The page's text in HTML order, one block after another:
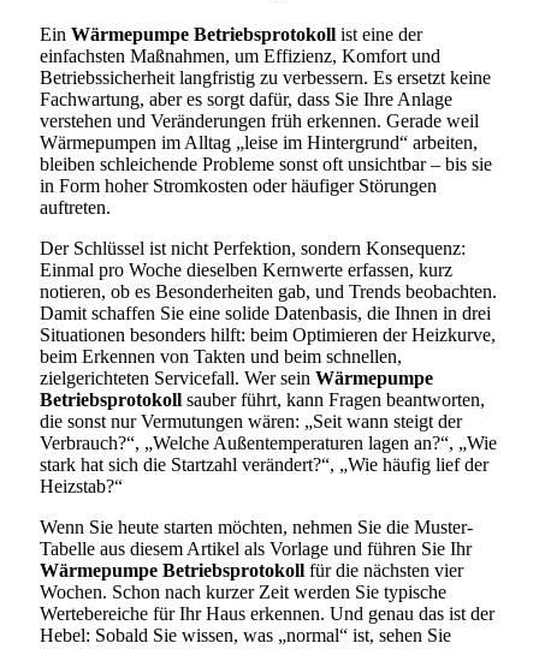
Ein Wärmepumpe Betriebsprotokoll ist eine der
einfachsten Maßnahmen, um Effizienz, Komfort und
Betriebssicherheit langfristig zu verbessern. Es ersetzt keine
Fachwartung, aber es sorgt dafür, dass Sie Ihre Anlage
verstehen und Veränderungen früh erkennen. Gerade weil
Wärmepumpen im Alltag „leise im Hintergrund“ arbeiten,
bleiben schleichende Probleme sonst oft unsichtbar – bis sie
in Form hoher Stromkosten oder häufiger Störungen
auftreten.
Der Schlüssel ist nicht Perfektion, sondern Konsequenz:
Einmal pro Woche dieselben Kernwerte erfassen, kurz
notieren, ob es Besonderheiten gab, und Trends beobachten.
Damit schaffen Sie eine solide Datenbasis, die Ihnen in drei
Situationen besonders hilft: beim Optimieren der Heizkurve,
beim Erkennen von Takten und beim schnellen,
zielgerichteten Servicefall. Wer sein Wärmepumpe
Betriebsprotokoll sauber führt, kann Fragen beantworten,
die sonst nur Vermutungen wären: „Seit wann steigt der
Verbrauch?“, „Welche Außentemperaturen lagen an?“, „Wie
stark hat sich die Startzahl verändert?“, „Wie häufig lief der
Heizstab?“
Wenn Sie heute starten möchten, nehmen Sie die Muster-
Tabelle aus diesem Artikel als Vorlage und führen Sie Ihr
Wärmepumpe Betriebsprotokoll für die nächsten vier
Wochen. Schon nach kurzer Zeit werden Sie typische
Wertebereiche für Ihr Haus erkennen. Und genau das ist der
Hebel: Sobald Sie wissen, was „normal“ ist, sehen Sie